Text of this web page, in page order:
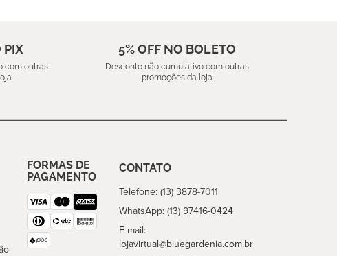
PIX
com outras
5% OFF NO BOLETO
Desconto não cumulativo com outras
promoções da loja
FORMAS DE
PAGAMENTO
CONTATO
Telefone: (13) 3878-7011
WhatsApp: (13) 97416-0424
E-mail:
lojavirtual@bluegardenia.com.br